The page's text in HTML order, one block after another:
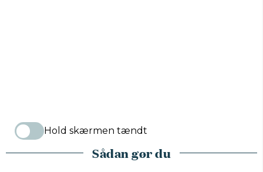
Hold skærmen tændt
Sådan gør du